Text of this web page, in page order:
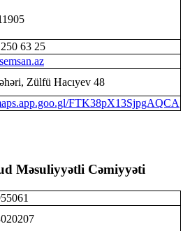
63 25
Zülfü Hacıyev 48
FTK38pX13SjpgAQCA
Məsuliyyətli Cəmiyyəti